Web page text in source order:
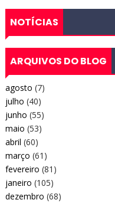
NOTÍCIAS
ARQUIVOS DO BLOG
agosto (7)
julho (40)
junho (55)
maio (53)
abril (60)
março (61)
fevereiro (81)
janeiro (105)
dezembro (68)